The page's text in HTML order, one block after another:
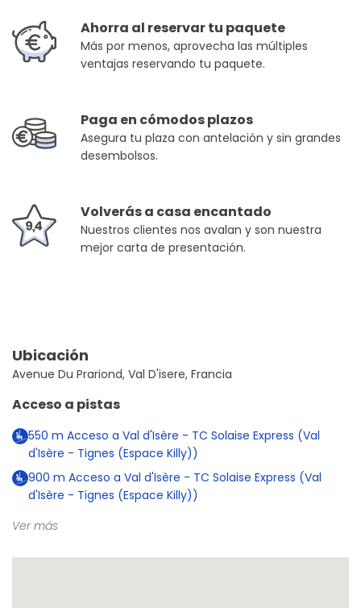
Ahorra al reservar tu paquete
Más por menos, aprovecha las múltiples
ventajas reservando tu paquete.
Paga en cómodos plazos
Asegura tu plaza con antelación y sin grandes
desembolsos.
Volverás a casa encantado
Nuestros clientes nos avalan y son nuestra
mejor carta de presentación.
Ubicación
Avenue Du Prariond, Val D'isere, Francia
Acceso a pistas
550 m Acceso a Val d'Isère - TC Solaise Express (Val
d'Isère - Tignes (Espace Killy))
900 m Acceso a Val d'Isère - TC Solaise Express (Val
d'Isère - Tignes (Espace Killy))
Ver más